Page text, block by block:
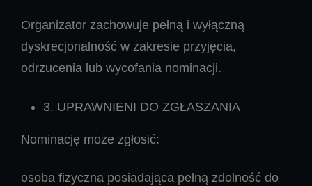
Organizator zachowuje pełną i wyłączną
dyskrecjonalność w zakresie przyjęcia,
odrzucenia lub wycofania nominacji.
3. UPRAWNIENI DO ZGŁASZANIA
Nominację może zgłosić:
osoba fizyczna posiadająca pełną zdolność do